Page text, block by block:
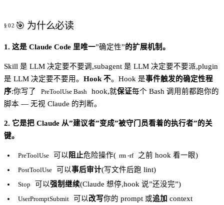
🎯 为什么必读
1. 这是 Claude Code 里唯一”确定性”的扩展机制。
Skill 是 LLM 决定要不要调,subagent 是 LLM 决定要不要派,plugin
是 LLM 决定要不要用。 Hook 不。Hook 是事件触发的确定性程
序:你写了 PreToolUse Bash hook,就保证每个 Bash 调用前都跑你的
脚本 — 无视 Claude 的判断。
2. 它是把 Claude 从”建议者”变成”被守门员看着的执行者”的关
键。
PreToolUse 可以 阻止危险操作( rm -rf 之前 hook 看一眼)
PostToolUse 可以事后审计(写文件后跑 lint)
Stop 可以强制继续(Claude 想停,hook 说”还没完”)
UserPromptSubmit 可以改写你的 prompt 或追加 context